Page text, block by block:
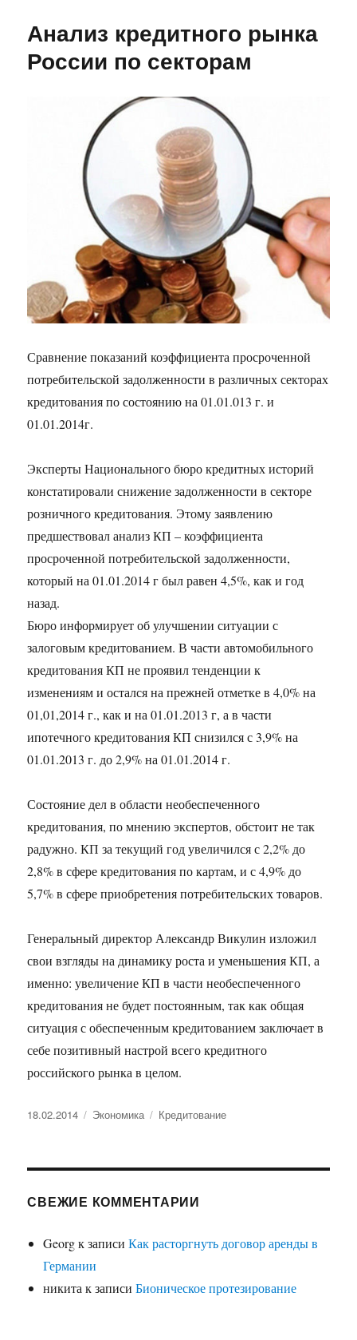
Анализ кредитного рынка
России по секторам
Сравнение показаний коэффициента просроченной
потребительской задолженности в различных секторах
кредитования по состоянию на 01.01.013 г. и
01.01.2014г.
Эксперты Национального бюро кредитных историй
констатировали снижение задолженности в секторе
розничного кредитования. Этому заявлению
предшествовал анализ КП – коэффициента
просроченной потребительской задолженности,
который на 01.01.2014 г был равен 4,5%, как и год
назад.
Бюро информирует об улучшении ситуации с
залоговым кредитованием. В части автомобильного
кредитования КП не проявил тенденции к
изменениям и остался на прежней отметке в 4,0% на
01,01,2014 г., как и на 01.01.2013 г, а в части
ипотечного кредитования КП снизился с 3,9% на
01.01.2013 г. до 2,9% на 01.01.2014 г.
Состояние дел в области необеспеченного
кредитования, по мнению экспертов, обстоит не так
радужно. КП за текущий год увеличился с 2,2% до
2,8% в сфере кредитования по картам, и с 4,9% до
5,7% в сфере приобретения потребительских товаров.
Генеральный директор Александр Викулин изложил
свои взгляды на динамику роста и уменьшения КП, а
именно: увеличение КП в части необеспеченного
кредитования не будет постоянным, так как общая
ситуация с обеспеченным кредитованием заключает в
себе позитивный настрой всего кредитного
российского рынка в целом.
Опубликовано
18.02.2014 Рубрики
Экономика Метки
Кредитование
СВЕЖИЕ КОММЕНТАРИИ
Georgк записиКак расторгнуть договор аренды в
Германии
никита к записиБионическое протезирование